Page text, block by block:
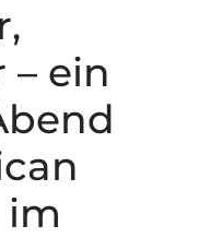
ein
im